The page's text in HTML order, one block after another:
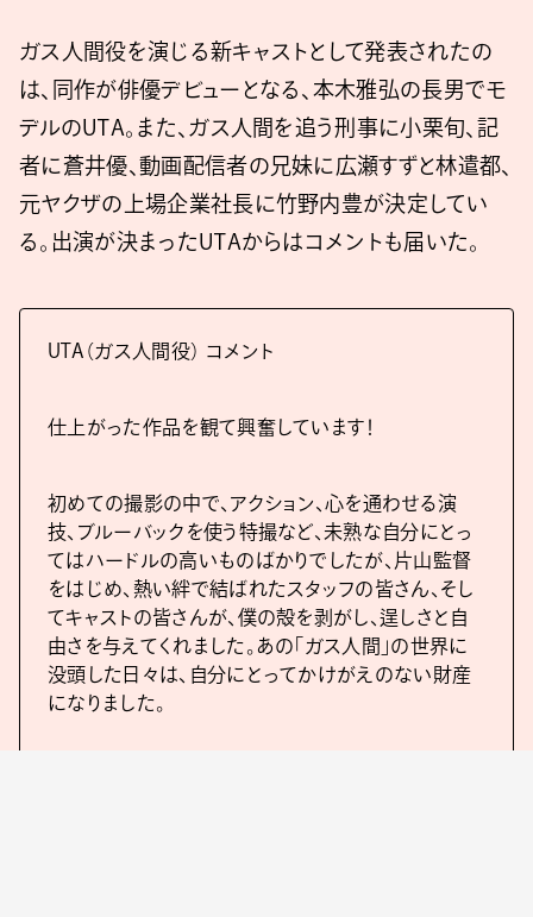
ガス人間役を演じる新キャストとして発表されたの
は、同作が俳優デビューとなる、本木雅弘の長男でモ
デルのUTA。また、ガス人間を追う刑事に小栗旬、記
者に蒼井優、動画配信者の兄妹に広瀬すずと林遣都、
元ヤクザの上場企業社長に竹野内豊が決定してい
る。出演が決まったUTAからはコメントも届いた。
UTA（ガス人間役） コメント
仕上がった作品を観て興奮しています！
初めての撮影の中で、アクション、心を通わせる演
技、ブルーバックを使う特撮など、未熟な自分にとっ
てはハードルの高いものばかりでしたが、片山監督
をはじめ、熱い絆で結ばれたスタッフの皆さん、そし
てキャストの皆さんが、僕の殻を剥がし、逞しさと自
由さを与えてくれました。あの「ガス人間」の世界に
没頭した日々は、自分にとってかけがえのない財産
になりました。